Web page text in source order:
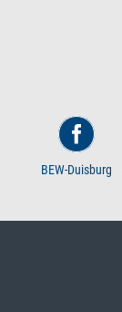
BEW-Duisburg